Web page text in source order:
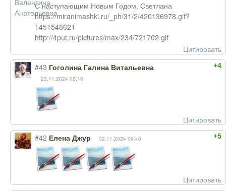
С наступающим Новым Годом, Светлана
https://miranimashki.ru/_ph/31/2/420136978.gif?
1451548621
http://4put.ru/pictures/max/234/721702.gif
Цитировать
+4
#43 Гоголина Галина Витальевна
23.11.2024 08:16
Цитировать
+5
#42 Елена Джур 02.11.2024 09:40
Цитировать